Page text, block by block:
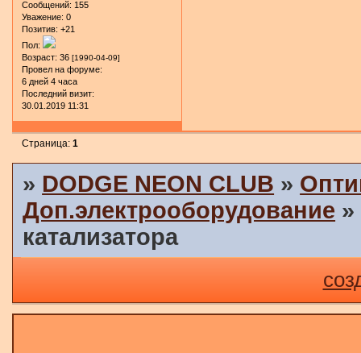
Сообщений: 155
Уважение: 0
Позитив: +21
Пол:
Возраст: 36 [1990-04-09]
Провел на форуме:
6 дней 4 часа
Последний визит:
30.01.2019 11:31
Страница:1
» DODGE NEON CLUB »
Доп.электрооборудование »
катализатора